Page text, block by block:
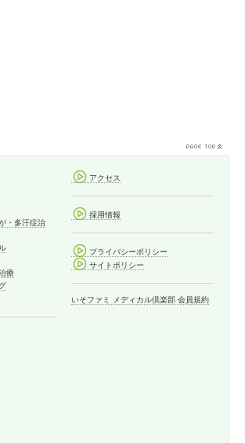
・多汗症治
療
アクセス
採用情報
プライバシーポリシー
サイトポリシー
いそファミ メディカル倶楽部 会員規約